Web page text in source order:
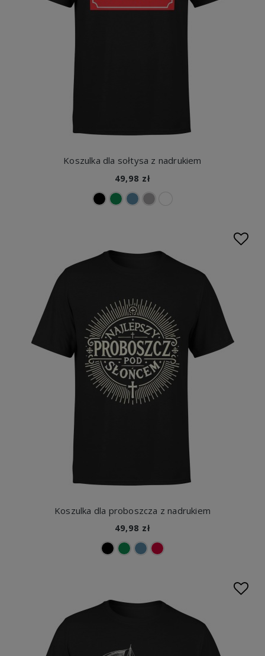
Koszulka dla sołtysa z nadrukiem
49,98 zł
Koszulka dla proboszcza z nadrukiem
49,98 zł